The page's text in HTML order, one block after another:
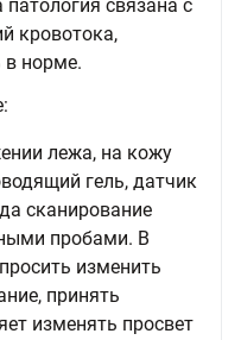
связана с
кровотока,
норме.
лежа, на кожу
гель, датчик
сканирование
пробами. В
изменить
принять
изменять просвет